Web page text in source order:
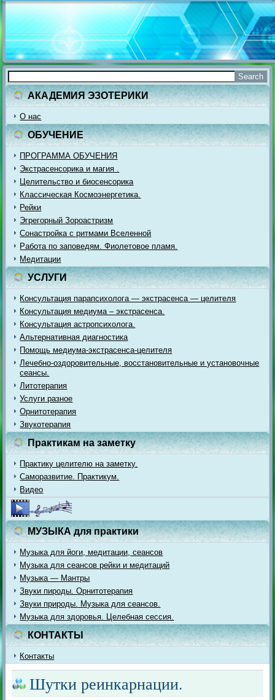
АКАДЕМИЯ ЭЗОТЕРИКИ
О нас
ОБУЧЕНИЕ
ПРОГРАММА ОБУЧЕНИЯ
Экстрасенсорика и магия .
Целительство и биосенсорика
Классическая Космоэнергетика.
Рейки
Эгрегорный Зороастризм
Сонастройка с ритмами Вселенной
Работа по заповедям. Фиолетовое пламя.
Медитации
УСЛУГИ
Консультация парапсихолога — экстрасенса — целителя
Консультация медиума – экстрасенса.
Консультация астропсихолога.
Альтернативная диагностика
Помощь медиума-экстрасенса-целителя
Лечебно-оздоровительные, восстановительные и установочные
сеансы.
Литотерапия
Услуги разное
Орнитотерапия
Звукотерапия
Практикам на заметку
Практику целителю на заметку.
Саморазвитие. Практикум.
Видео
МУЗЫКА для практики
Музыка для йоги, медитации, сеансов
Музыка для сеансов рейки и медитаций
Музыка — Мантры
Звуки пироды. Орнитотерапия
Звуки природы. Музыка для сеансов.
Музыка для здоровья. Целебная сессия.
КОНТАКТЫ
Контакты
Шутки реинкарнации.